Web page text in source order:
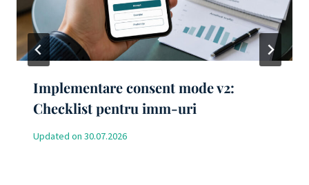
Implementare consent mode v2:
Checklist pentru imm-uri
Updated on 30.07.2026